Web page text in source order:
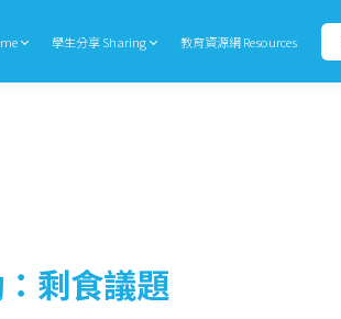
學生分享 Sharing 教育資源網 Resources
剩食議題